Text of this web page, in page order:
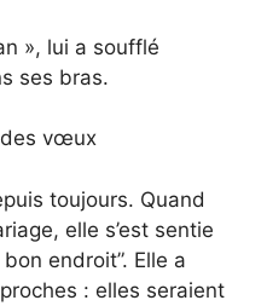
», lui a soufflé
ses bras.
des vœux
toujours. Quand
elle s’est sentie
endroit”. Elle a
: elles seraient